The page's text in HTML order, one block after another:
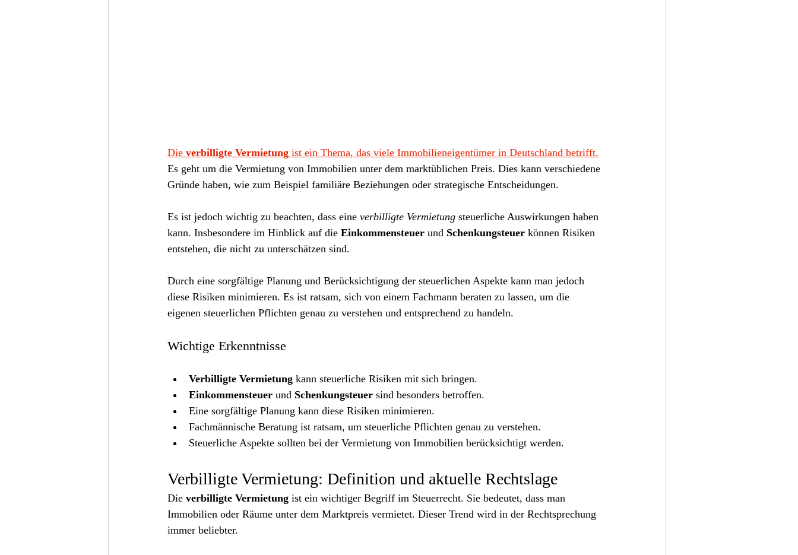
Die verbilligte Vermietung ist ein Thema, das viele Immobilieneigentümer in Deutschland betrifft.
Es geht um die Vermietung von Immobilien unter dem marktüblichen Preis. Dies kann verschiedene
Gründe haben, wie zum Beispiel familiäre Beziehungen oder strategische Entscheidungen.
Es ist jedoch wichtig zu beachten, dass eine verbilligte Vermietung steuerliche Auswirkungen haben
kann. Insbesondere im Hinblick auf die Einkommensteuer und Schenkungsteuer können Risiken
entstehen, die nicht zu unterschätzen sind.
Durch eine sorgfältige Planung und Berücksichtigung der steuerlichen Aspekte kann man jedoch
diese Risiken minimieren. Es ist ratsam, sich von einem Fachmann beraten zu lassen, um die
eigenen steuerlichen Pflichten genau zu verstehen und entsprechend zu handeln.
Wichtige Erkenntnisse
Verbilligte Vermietung kann steuerliche Risiken mit sich bringen.
Einkommensteuer und Schenkungsteuer sind besonders betroffen.
Eine sorgfältige Planung kann diese Risiken minimieren.
Fachmännische Beratung ist ratsam, um steuerliche Pflichten genau zu verstehen.
Steuerliche Aspekte sollten bei der Vermietung von Immobilien berücksichtigt werden.
Verbilligte Vermietung: Definition und aktuelle Rechtslage
Die verbilligte Vermietung ist ein wichtiger Begriff im Steuerrecht. Sie bedeutet, dass man
Immobilien oder Räume unter dem Marktpreis vermietet. Dieser Trend wird in der Rechtsprechung
immer beliebter.